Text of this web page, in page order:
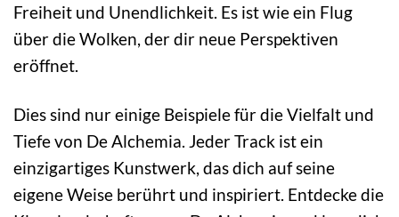
Freiheit und Unendlichkeit. Es ist wie ein Flug
über die Wolken, der dir neue Perspektiven
eröffnet.
Dies sind nur einige Beispiele für die Vielfalt und
Tiefe von De Alchemia. Jeder Track ist ein
einzigartiges Kunstwerk, das dich auf seine
eigene Weise berührt und inspiriert. Entdecke die